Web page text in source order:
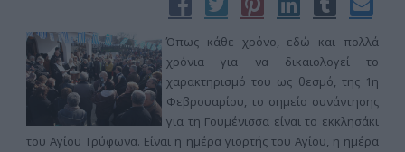
Όπως κάθε χρόνο, εδώ και πολλά
χρόνια για να δικαιολογεί το
χαρακτηρισμό του ως θεσμό, της 1η
Φεβρουαρίου, το σημείο συνάντησης
για τη Γουμένισσα είναι το εκκλησάκι
του Αγίου Τρύφωνα. Είναι η ημέρα γιορτής του Αγίου, η ημέρα